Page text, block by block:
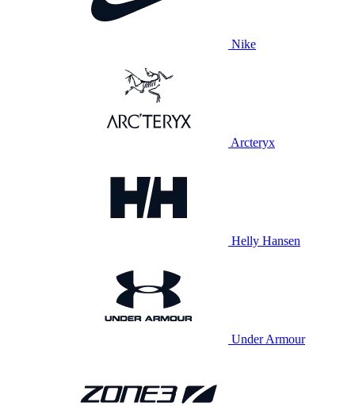
Nike
Arcteryx
Helly Hansen
Under Armour